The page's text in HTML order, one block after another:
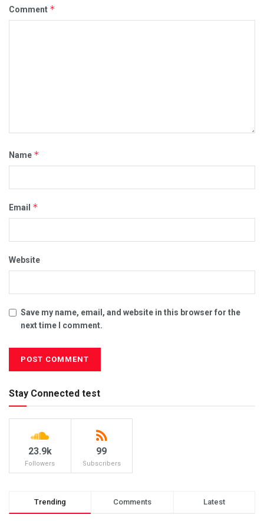
Comment *
Name *
Email *
Website
Save my name, email, and website in this browser for the
next time I comment.
Stay Connected test
23.9k
Followers
99
Subscribers
Trending Comments Latest